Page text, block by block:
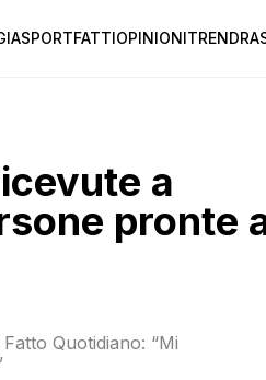
SPORTFATTIOPINIONITREND
a
pronte
Quotidiano: “Mi